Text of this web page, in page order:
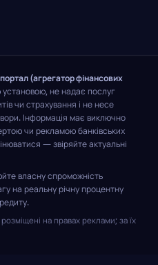
(агрегатор фінансових
не надає послуг
чи страхування і не несе
Інформація має виключно
чи рекламою банківських
— звіряйте актуальні
власну спроможність
на реальну річну процентну
на правах реклами; за їх